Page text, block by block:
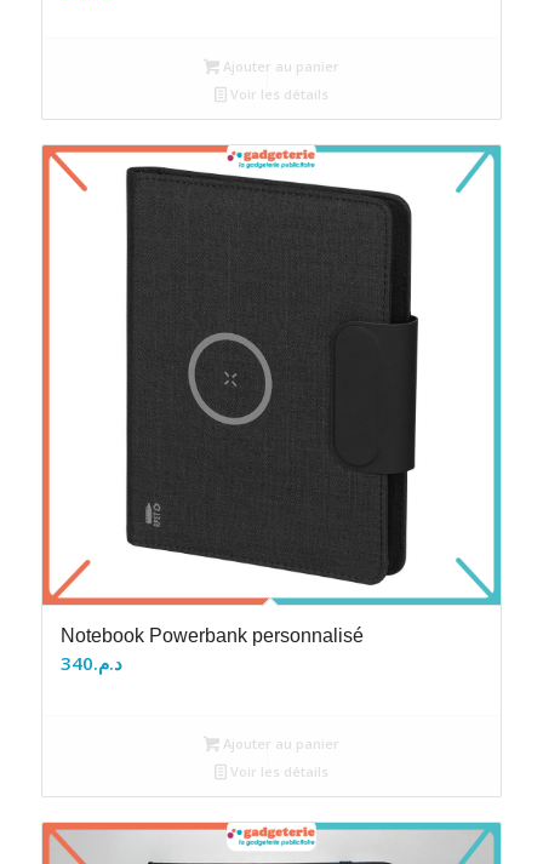
Ajouter au panier
Voir les détails
Notebook Powerbank personnalisé
د.م.340
Ajouter au panier
Voir les détails